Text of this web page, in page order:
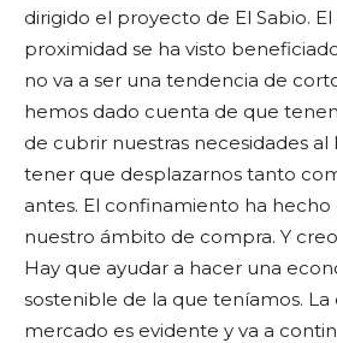
dirigido el proyecto de El Sabio.
proximidad se ha visto
no va a ser una tendencia de
hemos dado cuenta de que
de cubrir nuestras necesidades al
tener que desplazarnos tanto
antes. El confinamiento ha
nuestro ámbito de compra. Y
Hay que ayudar a hacer una
sostenible de la que teníamos.
mercado es evidente y va a